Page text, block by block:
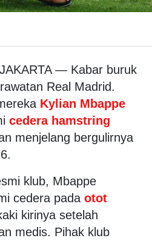
— Kabar buruk
Real Madrid.
Kylian Mbappe
cedera hamstring
menjelang bergulirnya
klub, Mbappe
cedera pada otot
kirinya setelah
medis. Pihak klub